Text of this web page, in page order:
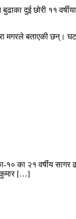
दुई छोरी ११ वर्षीया
मगरले बताएकी
१० का २१ वर्षीय
कुमार […]